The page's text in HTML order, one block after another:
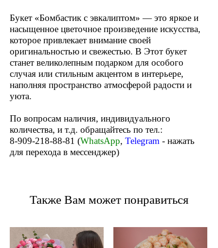
Букет «Бомбастик с эвкалиптом» — это яркое и
насыщенное цветочное произведение искусства,
которое привлекает внимание своей
оригинальностью и свежестью. В Этот букет
станет великолепным подарком для особого
случая или стильным акцентом в интерьере,
наполняя пространство атмосферой радости и
уюта.
По вопросам наличия, индивидуального
количества, и т.д. обращайтесь по тел.:
8-909-218-88-81 (WhatsApp, Telegram - нажать
для перехода в мессенджер)
Также Вам может понравиться